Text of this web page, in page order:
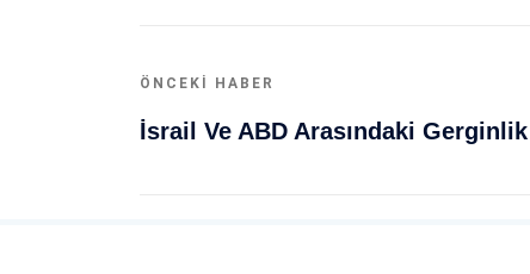
ÖNCEKI HABER